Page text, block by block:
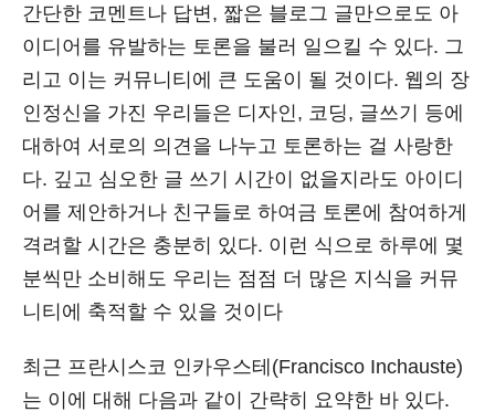
간단한 코멘트나 답변, 짧은 블로그 글만으로도 아
이디어를 유발하는 토론을 불러 일으킬 수 있다. 그
리고 이는 커뮤니티에 큰 도움이 될 것이다. 웹의 장
인정신을 가진 우리들은 디자인, 코딩, 글쓰기 등에
대하여 서로의 의견을 나누고 토론하는 걸 사랑한
다. 깊고 심오한 글 쓰기 시간이 없을지라도 아이디
어를 제안하거나 친구들로 하여금 토론에 참여하게
격려할 시간은 충분히 있다. 이런 식으로 하루에 몇
분씩만 소비해도 우리는 점점 더 많은 지식을 커뮤
니티에 축적할 수 있을 것이다
최근 프란시스코 인카우스테(Francisco Inchauste)
는 이에 대해 다음과 같이 간략히 요약한 바 있다.